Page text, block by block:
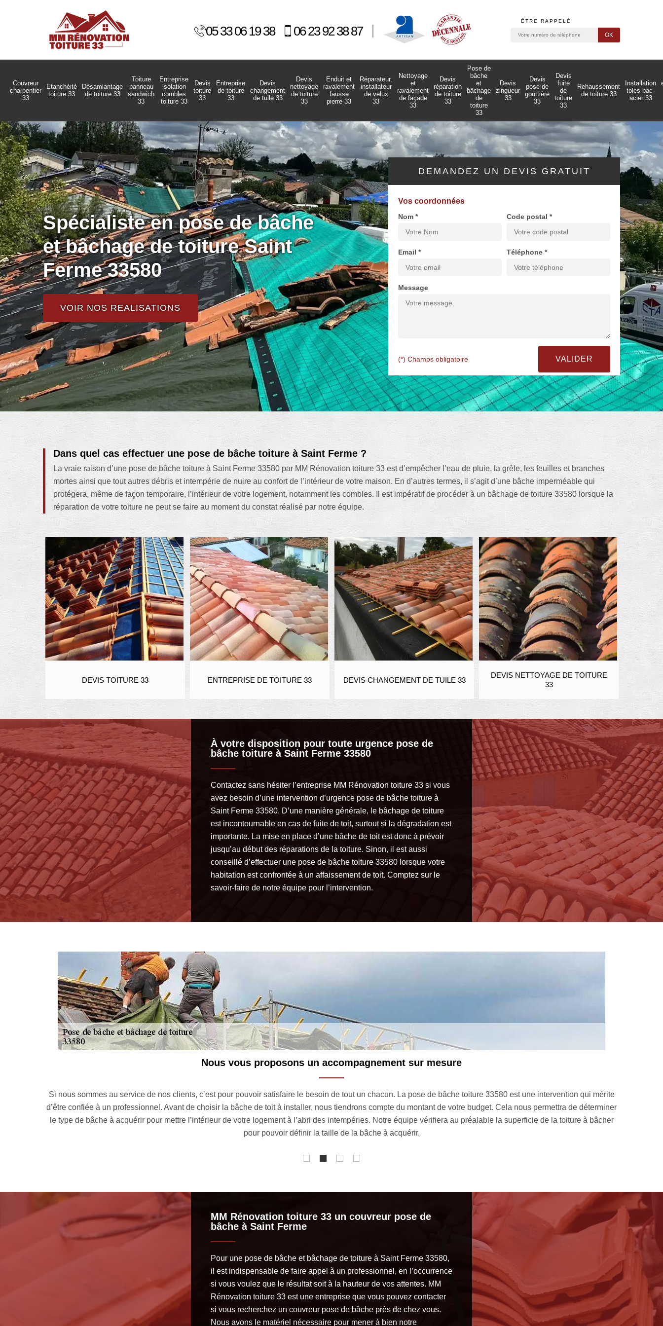
05 33 06 19 38 06 23 92 38 87
ÊTRE RAPPELÉ
Couvreur
charpentier
33
Etanchéité
toiture 33
Désamiantage
de toiture 33
Toiture
panneau
sandwich
33
Entreprise
isolation
combles
toiture 33
Devis
toiture
33
Entreprise
de toiture
33
Devis
changement
de tuile 33
Devis
nettoyage
de toiture
33
Enduit et
ravalement
fausse
pierre 33
Réparateur,
installateur
de velux
33
Nettoyage
et
ravalement
de façade
33
Devis
réparation
de toiture
33
Pose de
bâche
et
bâchage
de
toiture
33
Devis
zingueur
33
Devis
pose de
gouttière
33
Devis
fuite
de
toiture
33
Rehaussement
de toiture 33
Installation
toles bac-
acier 33
Spécialiste en pose de bâche
et bâchage de toiture Saint
Ferme 33580
VOIR NOS REALISATIONS
DEMANDEZ UN DEVIS GRATUIT
Vos coordonnées
Nom * Code postal *
Email * Téléphone *
Message
(*) Champs obligatoire
Dans quel cas effectuer une pose de bâche toiture à Saint Ferme ?
La vraie raison d’une pose de bâche toiture à Saint Ferme 33580 par MM Rénovation toiture 33 est d’empêcher l’eau de pluie, la grêle, les feuilles et branches
mortes ainsi que tout autres débris et intempérie de nuire au confort de l’intérieur de votre maison. En d’autres termes, il s’agit d’une bâche imperméable qui
protégera, même de façon temporaire, l’intérieur de votre logement, notamment les combles. Il est impératif de procéder à un bâchage de toiture 33580 lorsque la
réparation de votre toiture ne peut se faire au moment du constat réalisé par notre équipe.
DEVIS TOITURE 33 ENTREPRISE DE TOITURE 33 DEVIS CHANGEMENT DE TUILE 33
DEVIS NETTOYAGE DE TOITURE
33
À votre disposition pour toute urgence pose de
bâche toiture à Saint Ferme 33580
Contactez sans hésiter l’entreprise MM Rénovation toiture 33 si vous
avez besoin d’une intervention d’urgence pose de bâche toiture à
Saint Ferme 33580. D’une manière générale, le bâchage de toiture
est incontournable en cas de fuite de toit, surtout si la dégradation est
importante. La mise en place d’une bâche de toit est donc à prévoir
jusqu’au début des réparations de la toiture. Sinon, il est aussi
conseillé d’effectuer une pose de bâche toiture 33580 lorsque votre
habitation est confrontée à un affaissement de toit. Comptez sur le
savoir-faire de notre équipe pour l’intervention.
bâche toiture 33580 est une intervention qui mérite
de votre budget. Cela nous permettra de déterminer
au préalable la superficie de la toiture à bâcher
Ce que vous trouverez dans votre devis pose de bâche toiture
Le devis pose de bâche toiture à Saint Ferme 33580 établi par nos soins, est un document qui vous permettra de découvrir en détail
de la bâche à acquérir avec mention des mensurations, de la matière et de la qualité, la date prévue pour l’installation de la bâche et
des fournitures nécessaires pour la fixation de la bâche ainsi que des informations concernant notre établissement afin que vous
MM Rénovation toiture 33 un couvreur pose de
bâche à Saint Ferme
Pour une pose de bâche et bâchage de toiture à Saint Ferme 33580,
il est indispensable de faire appel à un professionnel, en l’occurrence
si vous voulez que le résultat soit à la hauteur de vos attentes. MM
Rénovation toiture 33 est une entreprise que vous pouvez contacter
si vous recherchez un couvreur pose de bâche près de chez vous.
Nous avons le matériel nécessaire pour mener à bien notre